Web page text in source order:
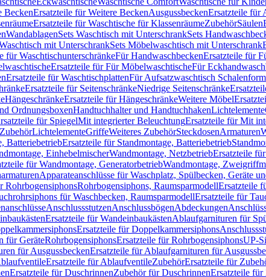
BeckenErsatzteile für Weitere BeckenAusgussbeckenErsatzteile für
Ersatzteile für Waschtische für KlassenräumeZubehörSäulen
WandablagenSets Waschtisch mit UnterschrankSets
mit UnterschrankSets Möbelwaschtisch mit Unterschrank
für WaschtischunterschränkeFür HandwaschbeckenErsatzteile für
Ersatzteile für Für MöbelwaschtischeFür
Ersatzteile für WaschtischplattenFür Aufsatzwaschtisch Schalenform
Ersatzteile für SeitenschränkeNiedrige Seitenschränke
HängeschränkeErsatzteile für HängeschränkeWeitere Möbel
OrdnungsboxenHandtuchhalter und HandtuchhakenLichtelemente
für SpiegelMit integrierter BeleuchtungErsatzteile für Mit
ZubehörLichtelementeGriffeWeiteres ZubehörSteckdosenArmaturen
BatteriebetriebErsatzteile für Standmontage, Batteriebetrieb
EinhebelmischerWandmontage, NetzbetriebErsatzteile
für Wandmontage, GeneratorbetriebWandmontage,
Apparateanschlüsse für Waschplatz, Spülbecken, Geräte
RohrbogensiphonsRohrbogensiphons, RaumsparmodellErsatzteile
für Waschbecken, RaumsparmodellErsatzteile für
AnschlussstutzenAnschlussbögenAbdeckungen
Ersatzteile für WandeinbaukästenAblaufgarnituren für
Ersatzteile für Doppelkammersiphons
für GeräteRohrbogensiphonsErsatzteile für RohrbogensiphonsUP-
für AusgussbeckenErsatzteile für Ablaufgarnituren für
Ersatzteile für AblaufventileZubehörErsatzteile für
Ersatzteile für DuschrinnenZubehör für DuschrinnenErsatzteile